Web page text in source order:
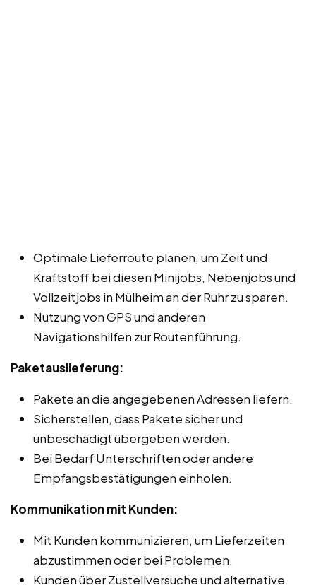
Optimale Lieferroute planen, um Zeit und
Kraftstoff bei diesen Minijobs, Nebenjobs und
Vollzeitjobs in Mülheim an der Ruhr zu sparen.
Nutzung von GPS und anderen
Navigationshilfen zur Routenführung.
Paketauslieferung:
Pakete an die angegebenen Adressen liefern.
Sicherstellen, dass Pakete sicher und
unbeschädigt übergeben werden.
Bei Bedarf Unterschriften oder andere
Empfangsbestätigungen einholen.
Kommunikation mit Kunden:
Mit Kunden kommunizieren, um Lieferzeiten
abzustimmen oder bei Problemen.
Kunden über Zustellversuche und alternative